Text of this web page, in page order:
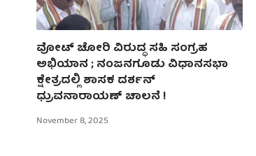
ವೋಟ್ ಚೋರಿ ವಿರುದ್ಧ ಸಹಿ ಸಂಗ್ರಹ
ಅಭಿಯಾನ ; ನಂಜನಗೂಡು ವಿಧಾನಸಭಾ
ಕ್ಷೇತ್ರದಲ್ಲಿ ಶಾಸಕ ದರ್ಶನ್
ಧ್ರುವನಾರಾಯಣ್ ಚಾಲನೆ !
November 8, 2025